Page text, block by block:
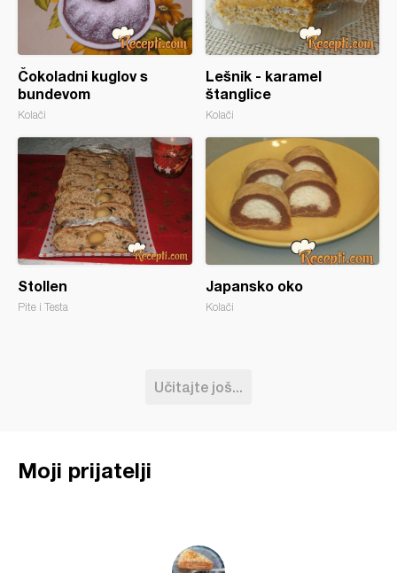
Čokoladni kuglov s
bundevom
Kolači
Lešnik - karamel
štanglice
Kolači
Stollen
Pite i Testa
Japansko oko
Kolači
Učitajte još...
Moji prijatelji